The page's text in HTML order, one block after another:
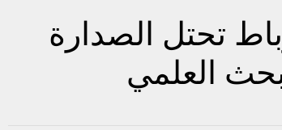
تحتل الصدارة
العلمي